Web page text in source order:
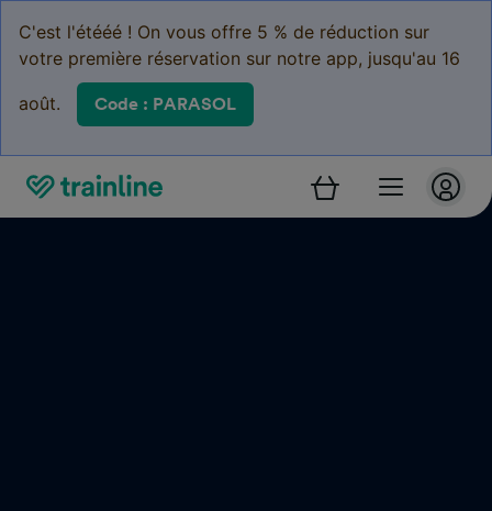
C'est l'étééé ! On vous offre 5 % de réduction sur
votre première réservation sur notre app, jusqu'au 16
août. Code : PARASOL